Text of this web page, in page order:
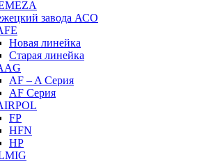
завода АСО
Новая линейка
Старая линейка
AF – A Серия
AF Серия
FP
HFN
HP